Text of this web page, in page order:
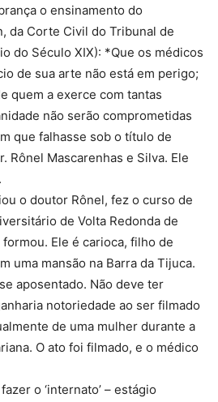
o ensinamento do
da Corte Civil do Tribunal de
do Século XIX): *Que os médicos
de sua arte não está em perigo;
quem a exerce com tantas
não serão comprometidas
que falhasse sob o título de
Rônel Mascarenhas e Silva. Ele
o doutor Rônel, fez o curso de
de Volta Redonda de
formou. Ele é carioca, filho de
uma mansão na Barra da Tijuca.
aposentado. Não deve ter
notoriedade ao ser filmado
de uma mulher durante a
O ato foi filmado, e o médico
o ‘internato’ – estágio